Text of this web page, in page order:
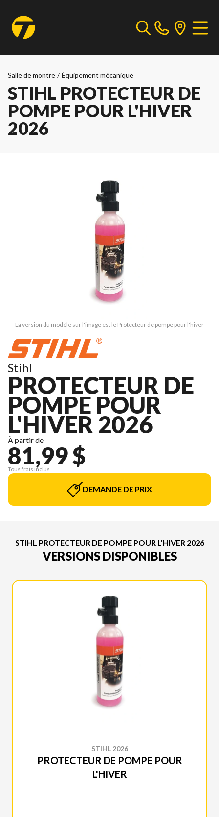
Salle de montre / Équipement mécanique
STIHL PROTECTEUR DE
POMPE POUR L'HIVER
2026
La version du modèle sur l'image est le Protecteur de pompe pour l'hiver
Stihl
PROTECTEUR DE
POMPE POUR
L'HIVER 2026
À partir de
81,99 $
Tous frais inclus
DEMANDE DE PRIX
STIHL PROTECTEUR DE POMPE POUR L'HIVER 2026
VERSIONS DISPONIBLES
STIHL 2026
PROTECTEUR DE POMPE POUR
L'HIVER